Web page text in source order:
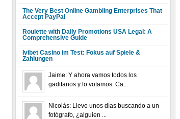
The Very Best Online Gambling Enterprises That
Accept PayPal
Roulette with Daily Promotions USA Legal: A
Comprehensive Guide
Ivibet Casino im Test: Fokus auf Spiele &
Zahlungen
Jaime: Y ahora vamos todos los
gaditanos y lo votamos. Ca...
Nicolás: Llevo unos días buscando a un
fotógrafo, ¿alguien ...